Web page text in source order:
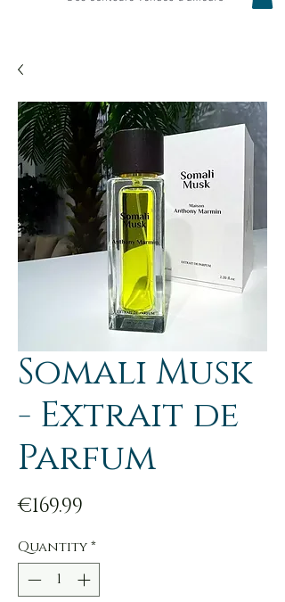
Somali Musk
- Extrait de
Parfum
€169.99
Quantity*